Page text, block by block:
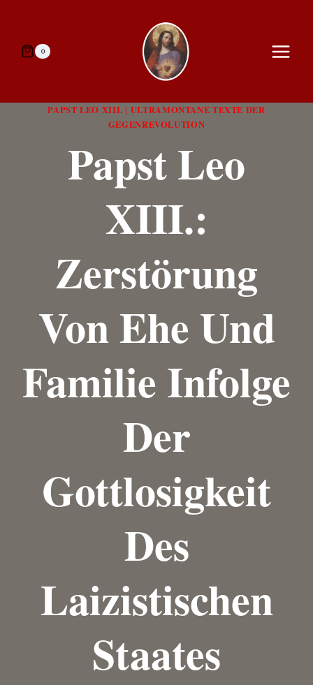
springen0
PAPST LEO XIII. | ULTRAMONTANE TEXTE DER
GEGENREVOLUTION
Papst Leo
XIII.:
Zerstörung
Von Ehe Und
Familie Infolge
Der
Gottlosigkeit
Des
Laizistischen
Staates